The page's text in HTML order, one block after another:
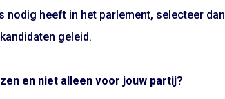
nodig heeft in het parlement, selecteer dan
geleid.
en niet alleen voor jouw partij?